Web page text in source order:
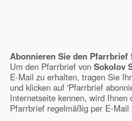
Abonnieren Sie den Pfarrbrief !
Um den Pfarrbrief von Sokolov
E-Mail zu erhalten, tragen Sie
und klicken auf 'Pfarrbrief
Internetseite kennen, wird Ihnen
Pfarrbrief regelmäßig per E-Mail